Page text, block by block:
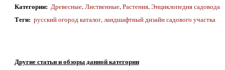
Категории: Древесные,Лиственные,Растения,Энциклопедия садовода
Теги: русский огород каталог,ландшафтный дизайн садового участка
Другие статьи и обзоры данной категории